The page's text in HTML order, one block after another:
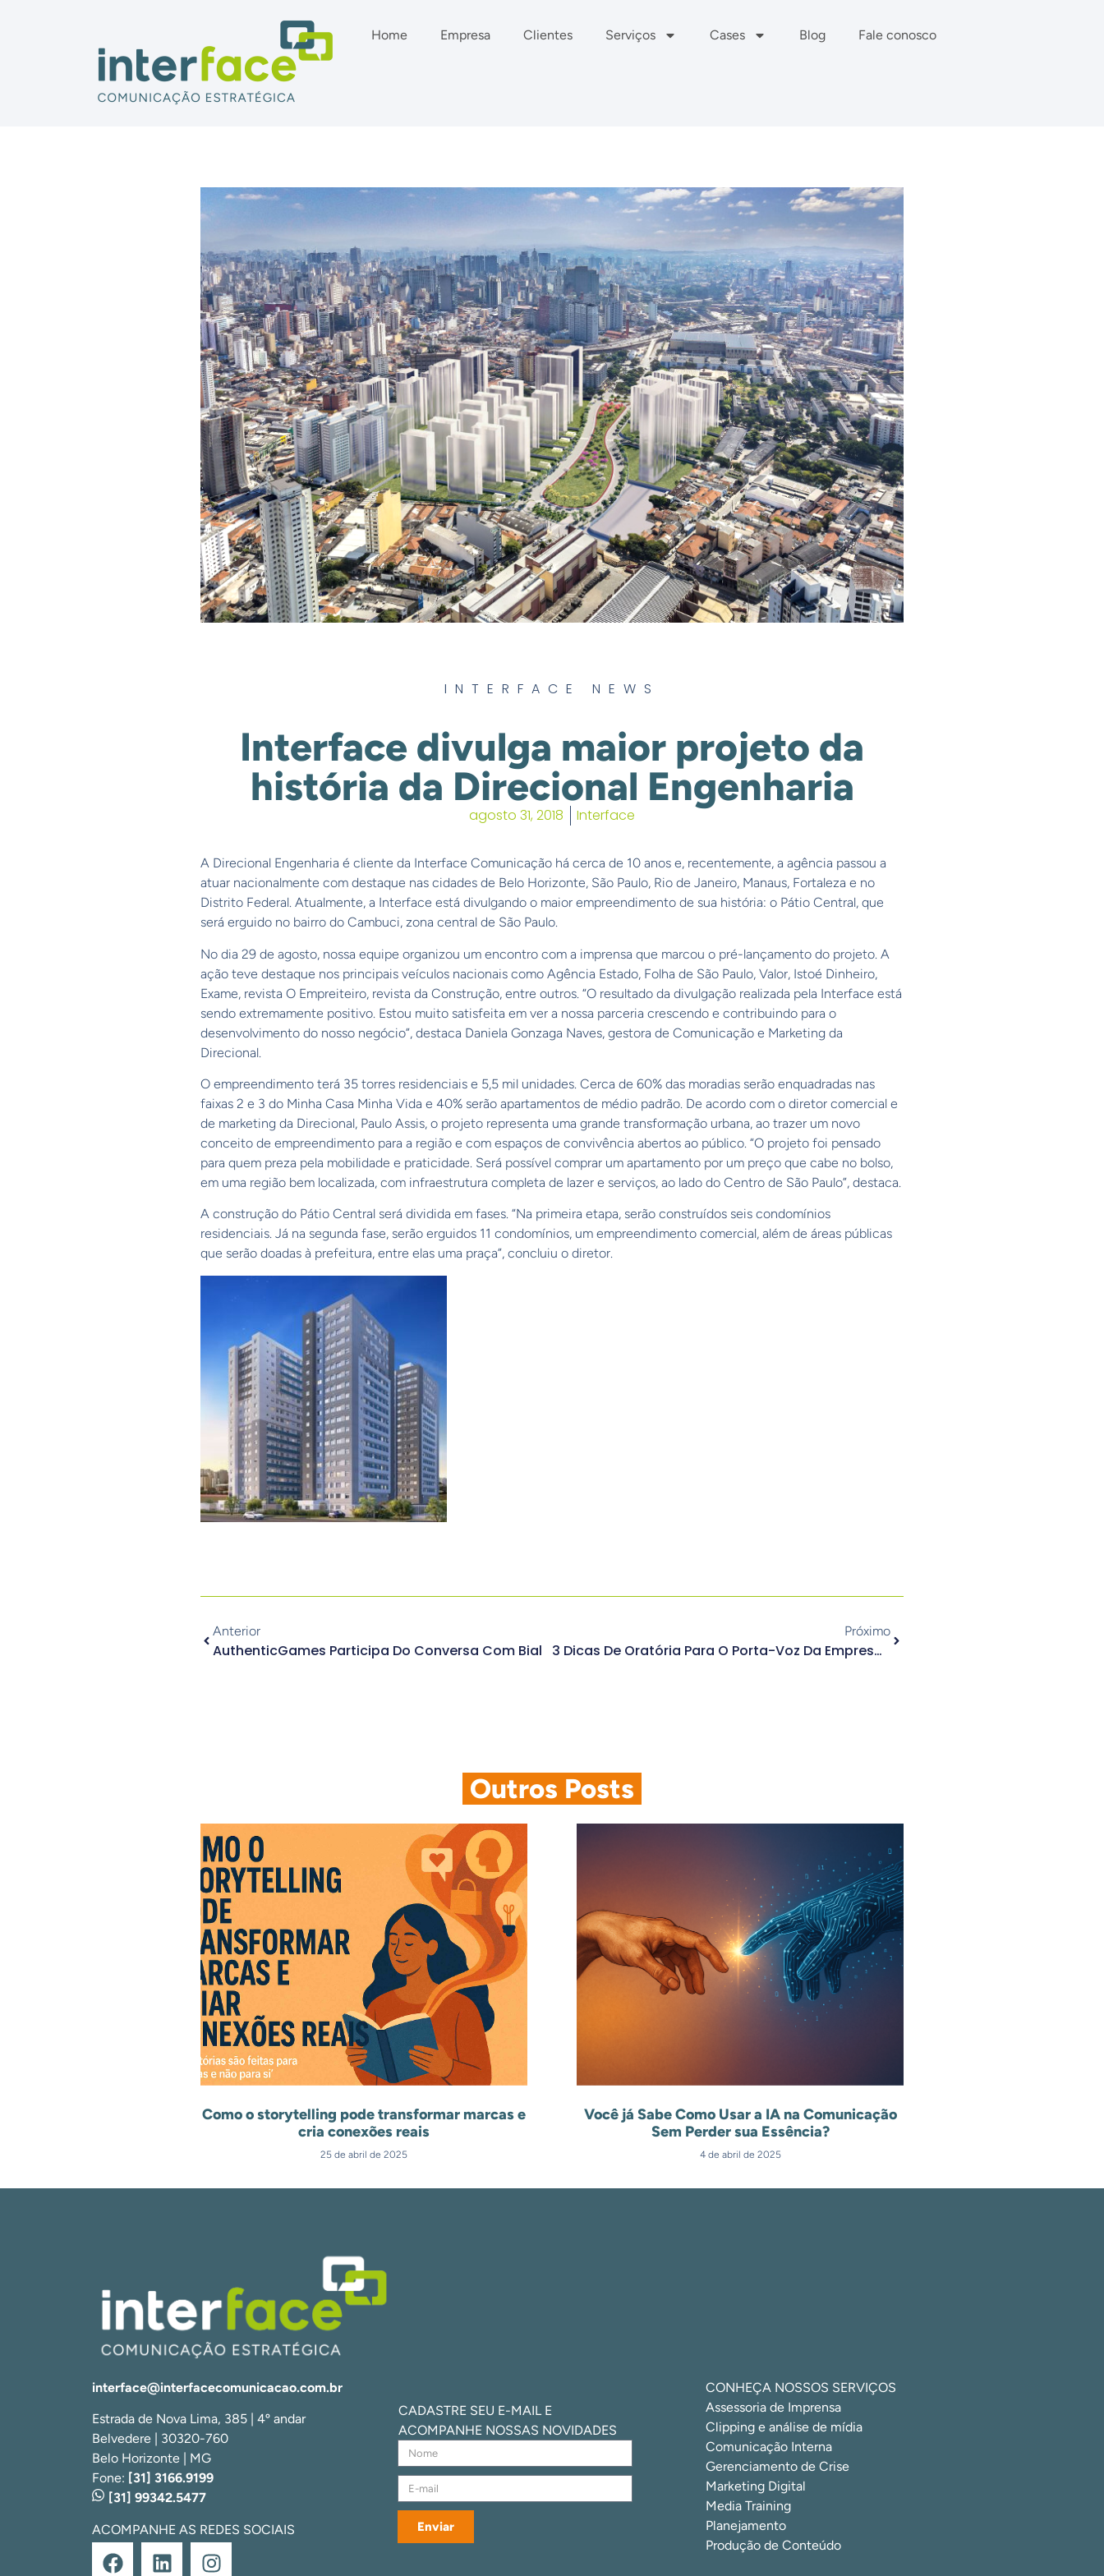
Home Empresa Clientes Serviços Cases Blog Fale conosco
INTERFACE NEWS
Interface divulga maior projeto da
história da Direcional Engenharia
agosto 31, 2018 Interface
A Direcional Engenharia é cliente da Interface Comunicação há cerca de 10 anos e, recentemente, a agência passou a
atuar nacionalmente com destaque nas cidades de Belo Horizonte, São Paulo, Rio de Janeiro, Manaus, Fortaleza e no
Distrito Federal. Atualmente, a Interface está divulgando o maior empreendimento de sua história: o Pátio Central, que
será erguido no bairro do Cambuci, zona central de São Paulo.
No dia 29 de agosto, nossa equipe organizou um encontro com a imprensa que marcou o pré-lançamento do projeto. A
ação teve destaque nos principais veículos nacionais como Agência Estado, Folha de São Paulo, Valor, Istoé Dinheiro,
Exame, revista O Empreiteiro, revista da Construção, entre outros. “O resultado da divulgação realizada pela Interface está
sendo extremamente positivo. Estou muito satisfeita em ver a nossa parceria crescendo e contribuindo para o
desenvolvimento do nosso negócio”, destaca Daniela Gonzaga Naves, gestora de Comunicação e Marketing da
Direcional.
O empreendimento terá 35 torres residenciais e 5,5 mil unidades. Cerca de 60% das moradias serão enquadradas nas
faixas 2 e 3 do Minha Casa Minha Vida e 40% serão apartamentos de médio padrão. De acordo com o diretor comercial e
de marketing da Direcional, Paulo Assis, o projeto representa uma grande transformação urbana, ao trazer um novo
conceito de empreendimento para a região e com espaços de convivência abertos ao público. “O projeto foi pensado
para quem preza pela mobilidade e praticidade. Será possível comprar um apartamento por um preço que cabe no bolso,
em uma região bem localizada, com infraestrutura completa de lazer e serviços, ao lado do Centro de São Paulo”, destaca.
A construção do Pátio Central será dividida em fases. “Na primeira etapa, serão construídos seis condomínios
residenciais. Já na segunda fase, serão erguidos 11 condomínios, um empreendimento comercial, além de áreas públicas
que serão doadas à prefeitura, entre elas uma praça”, concluiu o diretor.
Anterior
AuthenticGames Participa Do Conversa Com Bial
Próximo
3 Dicas De Oratória Para O Porta-Voz Da Empresa No Media Training
Outros Posts
Como o storytelling pode transformar marcas e
cria conexões reais
25 de abril de 2025
Você já Sabe Como Usar a IA na Comunicação
Sem Perder sua Essência?
4 de abril de 2025
CADASTRE SEU E-MAIL E
ACOMPANHE NOSSAS NOVIDADES
interface@interfacecomunicacao.com.br
Estrada de Nova Lima, 385 | 4º andar
Belvedere | 30320-760
Belo Horizonte | MG
Fone: [31] 3166.9199
[31] 99342.5477
ACOMPANHE AS REDES SOCIAIS Enviar
CONHEÇA NOSSOS SERVIÇOS
Assessoria de Imprensa
Clipping e análise de mídia
Comunicação Interna
Gerenciamento de Crise
Marketing Digital
Media Training
Planejamento
Produção de Conteúdo